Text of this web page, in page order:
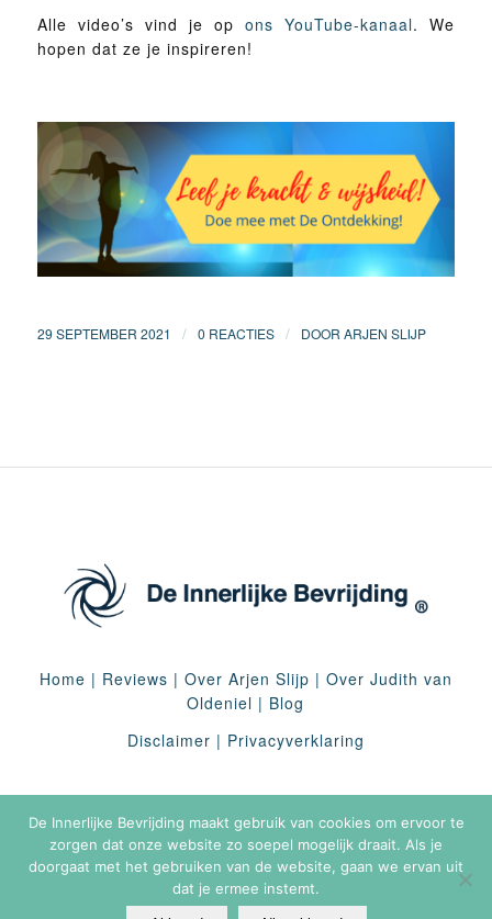
Alle video’s vind je opons YouTube-kanaal. We
hopen dat ze je inspireren!
29 SEPTEMBER 2021 / 0 REACTIES / DOOR ARJEN SLIJP
Home | Reviews | Over Arjen Slijp | Over Judith van
Oldeniel | Blog
Disclaimer | Privacyverklaring
De Innerlijke Bevrijding maakt gebruik van cookies om ervoor te
zorgen dat onze website zo soepel mogelijk draait. Als je
doorgaat met het gebruiken van de website, gaan we ervan uit
dat je ermee instemt.